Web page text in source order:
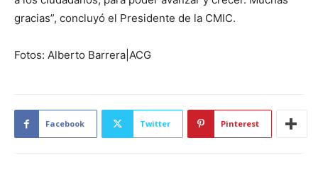
gracias”, concluyó el Presidente de la CMIC.
Fotos: Alberto Barrera|ACG
Facebook Twitter Pinterest